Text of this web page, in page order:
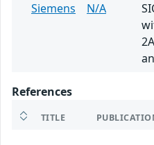
Siemens
N/A
References
TITLE